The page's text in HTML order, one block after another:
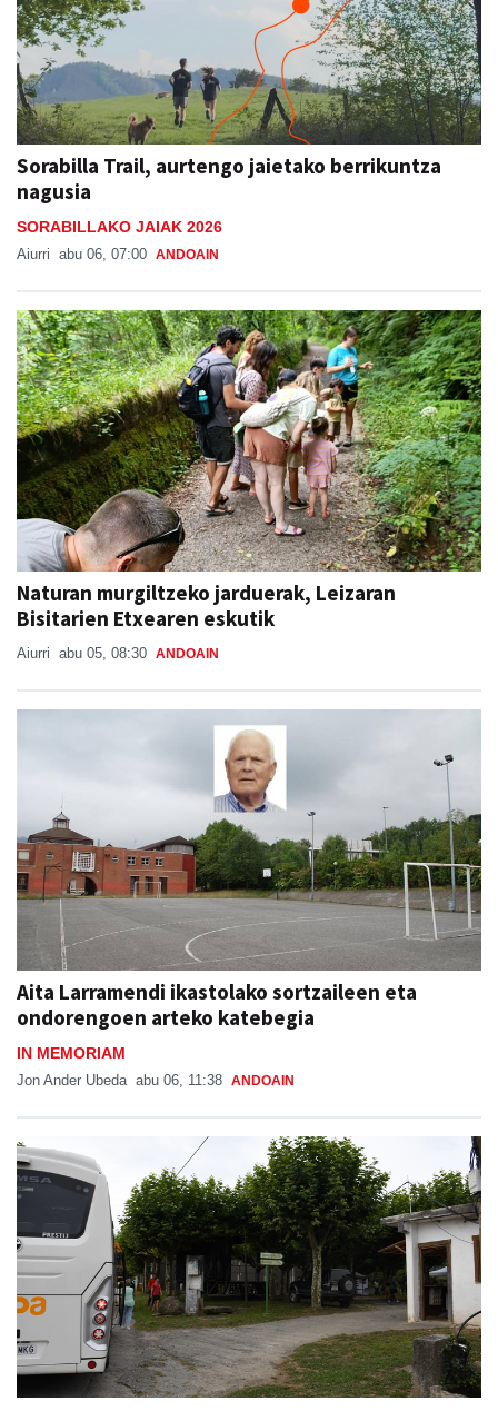
Sorabilla Trail, aurtengo jaietako berrikuntza
nagusia
SORABILLAKO JAIAK 2026
Aiurri abu 06, 07:00 ANDOAIN
Naturan murgiltzeko jarduerak, Leizaran
Bisitarien Etxearen eskutik
Aiurri abu 05, 08:30 ANDOAIN
Aita Larramendi ikastolako sortzaileen eta
ondorengoen arteko katebegia
IN MEMORIAM
Jon Ander Ubeda abu 06, 11:38 ANDOAIN